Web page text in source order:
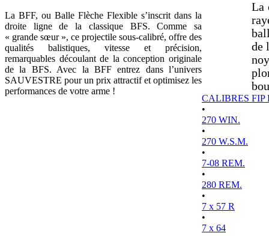
La BFF, ou Balle Flèche Flexible s’inscrit dans la
droite ligne de la classique BFS. Comme sa
« grande sœur », ce projectile sous-calibré, offre des
qualités balistiques, vitesse et précision,
remarquables découlant de la conception originale
de la BFS. Avec la BFF entrez dans l’univers
SAUVESTRE pour un prix attractif et optimisez les
performances de votre arme !
La
de
CALIBRES FIP
•
270 WIN.
•
270 W.S.M.
•
7-08 REM.
•
280 REM.
•
7 x 57 R
•
7 x 64